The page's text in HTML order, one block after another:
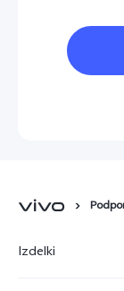
Izdelki